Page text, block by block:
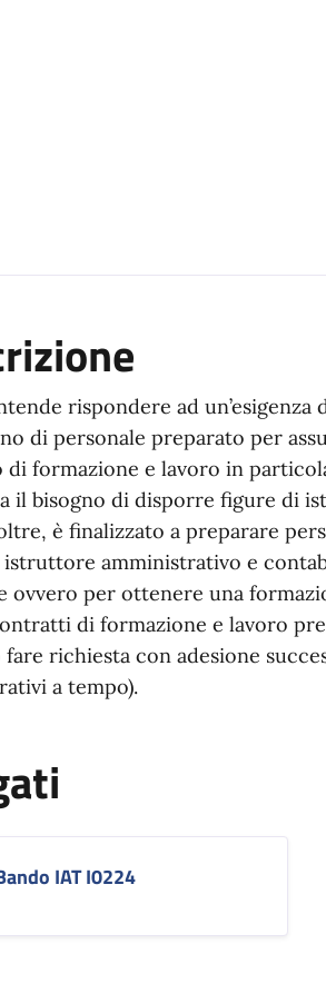
rispondere ad
di personale preparato per
formazione e lavoro in
il bisogno di disporre figure di
è finalizzato a preparare
istruttore amministrativo e
ovvero per ottenere una
di formazione e lavoro
richiesta con adesione
a tempo).
IAT I0224